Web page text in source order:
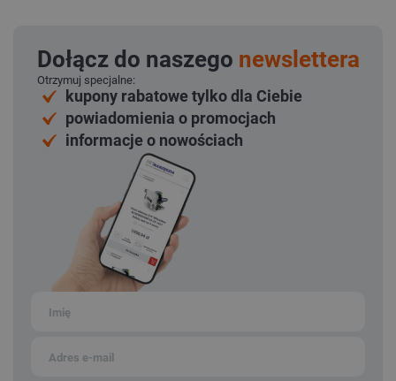
Dołącz do naszego newslettera
Otrzymuj specjalne:
kupony rabatowe tylko dla Ciebie
powiadomienia o promocjach
informacje o nowościach